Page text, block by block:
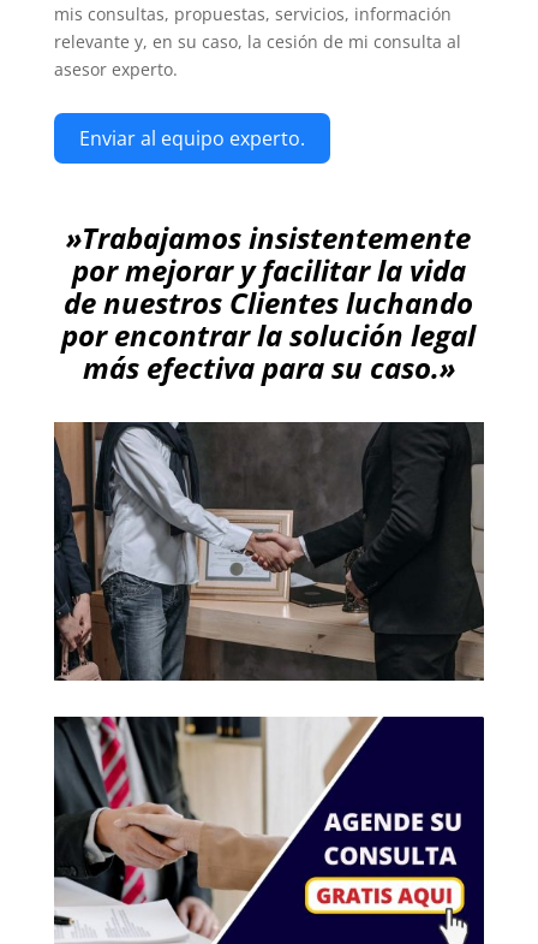
mis consultas, propuestas, servicios, información
relevante y, en su caso, la cesión de mi consulta al
asesor experto.
Enviar al equipo experto.
»Trabajamos insistentemente
por mejorar y facilitar la vida
de nuestros Clientes luchando
por encontrar la solución legal
más efectiva para su caso.»